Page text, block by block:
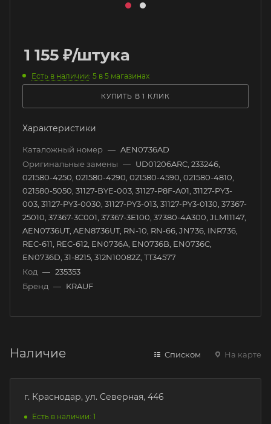
1 155 ₽/штука
Есть в наличии: 5 в 5 магазинах
КУПИТЬ В 1 КЛИК
Характеристики
Каталожный номер — AEN0736AD
Оригинальные замены — UD01206ARC, 233246,
021580-4250, 021580-4290, 021580-4590, 021580-4810,
021580-5050, 31127-BYE-003, 31127-P8F-A01, 31127-PY3-
003, 31127-PY3-0030, 31127-PY3-013, 31127-PY3-0130, 37367-
25010, 37367-3C001, 37367-3E100, 37380-4A300, JLM11147,
AEN0736UT, AEN8736UT, RN-10, RN-66, JN736, INR736,
REC-611, REC-612, EN0736A, EN0736B, EN0736C,
EN0736D, 31-8215, 312N10082Z, TT34577
Код — 235353
Бренд — KRAUF
Наличие Списком На карте
г. Краснодар, ул. Северная, 446
Есть в наличии: 1